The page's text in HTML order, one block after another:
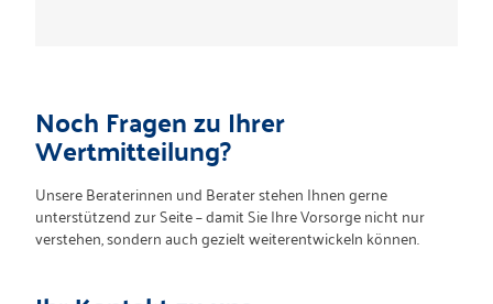
Noch Fragen zu Ihrer
Wertmitteilung?
Unsere Beraterinnen und Berater stehen Ihnen gerne
unterstützend zur Seite – damit Sie Ihre Vorsorge nicht nur
verstehen, sondern auch gezielt weiterentwickeln können.